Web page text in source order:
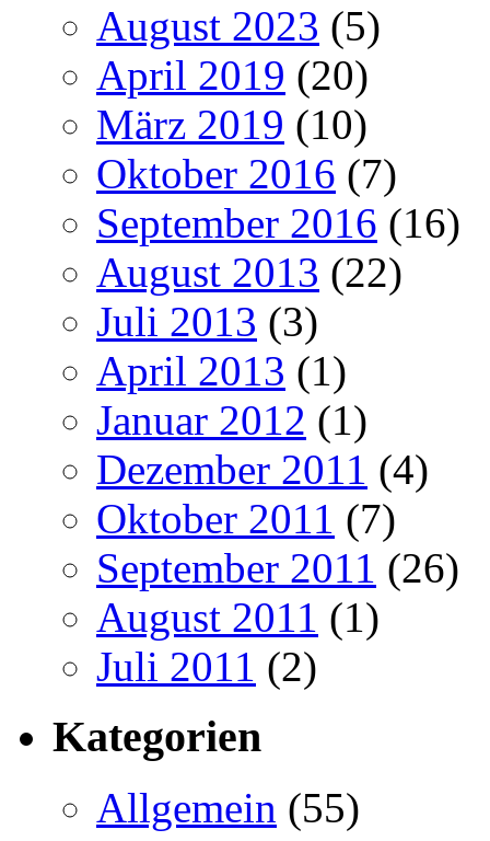
August 2023 (5)
April 2019 (20)
März 2019 (10)
Oktober 2016 (7)
September 2016 (16)
August 2013 (22)
Juli 2013 (3)
April 2013 (1)
Januar 2012 (1)
Dezember 2011 (4)
Oktober 2011 (7)
September 2011 (26)
August 2011 (1)
Juli 2011 (2)
Kategorien
Allgemein (55)